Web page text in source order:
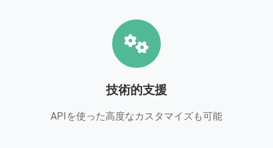
技術的支援
APIを使った高度なカスタマイズも可能